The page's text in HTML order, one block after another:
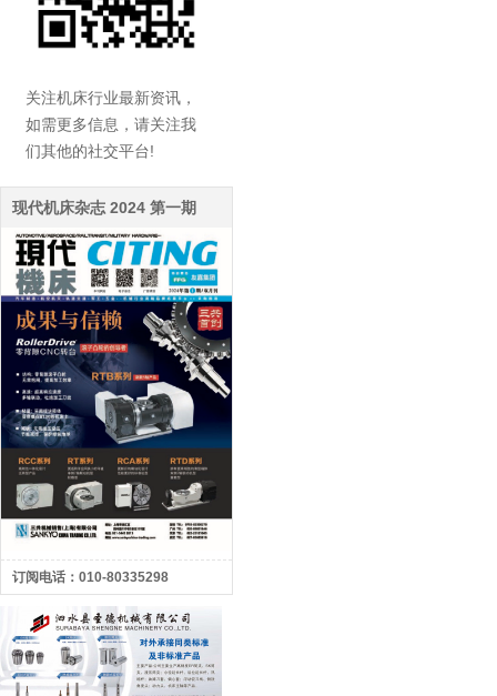
关注机床行业最新资讯，
如需更多信息，请关注我
们其他的社交平台!
现代机床杂志 2024 第一期
订阅电话：010-80335298